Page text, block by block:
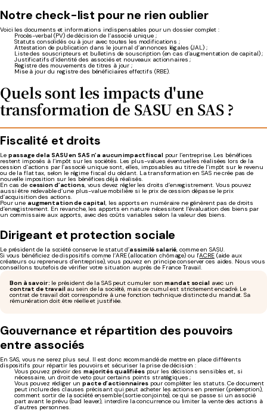
Notre check-list pour ne rien oublier
Voici les documents et informations indispensables pour un dossier complet :
Procès-verbal (PV) de décision de l’associé unique ;
Statuts consolidés ou à jour avec toutes les modifications ;
Attestation de publication dans le journal d’annonces légales (JAL) ;
Liste des souscripteurs et bulletins de souscription (en cas d’augmentation de capital) ;
Justificatifs d’identité des associés et nouveaux actionnaires ;
Registre des mouvements de titres à jour ;
Mise à jour du registre des bénéficiaires effectifs (RBE).
Quels sont lesimpacts d'une
transformation de SASU en SAS?
Fiscalité et droits
Le passage de la SASU en SAS n’a aucun impact fiscalpour l’entreprise. Les bénéfices
restent imposés à l’impôt sur les sociétés. Les plus-values éventuelles réalisées lors de la
cession d’actions par l’associé unique sont, elles, imposables au titre de l’impôt sur le revenu
ou de la flat tax, selon le régime fiscal du cédant. La transformation en SAS ne crée pas de
nouvelle imposition sur les bénéfices déjà réalisés.
En cas de cession d’actions, vous devez régler les droits d’enregistrement. Vous pouvez
aussi être redevable d’une plus-value mobilière si le prix de cession dépasse le prix
d’acquisition des actions.
Pour une augmentation de capital, les apports en numéraire ne génèrent pas de droits
d’enregistrement. En revanche, les apports en nature nécessitent l’évaluation des biens par
un commissaire aux apports, avec des coûts variables selon la valeur des biens.
Dirigeant et protection sociale
Le président de la société conserve le statut d’assimilé salarié, comme en SASU.
Si vous bénéficiez de dispositifs comme l’ARE (allocation chômage) ou l’ACRE(aide aux
créateurs ou repreneurs d’entreprise), vous pouvez en principe conserver ces aides. Nous vous
conseillons toutefois de vérifier votre situation auprès de France Travail.
Bon à savoir : le président de la SAS peut cumuler sonmandat socialavec un
contrat de travail au sein de la société, mais ce cumul est strictement encadré. Le
contrat de travail doit correspondre à une fonction technique distincte du mandat. Sa
rémunération doit être réelle et justifiée.
Gouvernance et répartition des pouvoirs
entre associés
En SAS, vous ne serez plus seul. Il est donc recommandé de mettre en place différents
dispositifs pour répartir les pouvoirs et sécuriser la prise de décision :
Vous pouvez prévoir desmajorités qualifiéespour les décisions sensibles et, si
nécessaire, un droit de veto pour certains points stratégiques ;
Vous pouvez rédiger unpacte d’actionnairespour compléter les statuts. Ce document
peut inclure des clauses précisant qui peut acheter les actions en premier (préemption),
comment sortir de la société ensemble (sortie conjointe), ce qui se passe si un associé
part avant le prévu (bad leaver), interdire la concurrence ou limiter la vente des actions à
d’autres personnes.